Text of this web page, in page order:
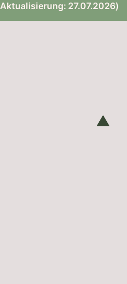
Aktualisierung: 27.07.2026)
▲